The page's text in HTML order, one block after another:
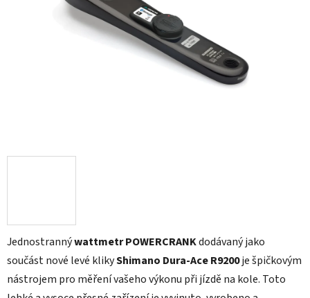
Jednostrannýwattmetr POWERCRANKdodávaný jako
součást nové levé klikyShimano Dura-Ace R9200je špičkovým
nástrojem pro měření vašeho výkonu při jízdě na kole. Toto